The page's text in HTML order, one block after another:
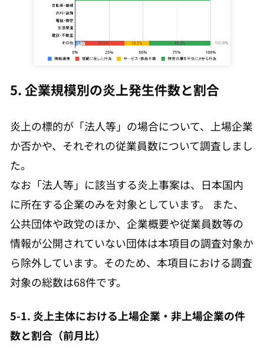
5. 企業規模別の炎上発生件数と割合
炎上の標的が「法人等」の場合について、上場企業
か否かや、それぞれの従業員数について調査しまし
た。
なお「法人等」に該当する炎上事案は、日本国内
に所在する企業のみを対象としています。 また、
公共団体や政党のほか、企業概要や従業員数等の
情報が公開されていない団体は本項目の調査対象か
ら除外しています。そのため、本項目における調査
対象の総数は68件です。
5-1. 炎上主体における上場企業・非上場企業の件
数と割合（前月比）